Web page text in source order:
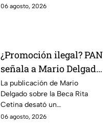
audiencias hasta
reclama una consulta con
06 agosto, 2026
¿Promoción ilegal? PAN
señala a Mario Delgado
por publicación sobre
la Beca Rita Cetina
La publicación de Mario
Delgado sobre la Beca Rita
Cetina desató un
enfrentamiento entre Morena
06 agosto, 2026